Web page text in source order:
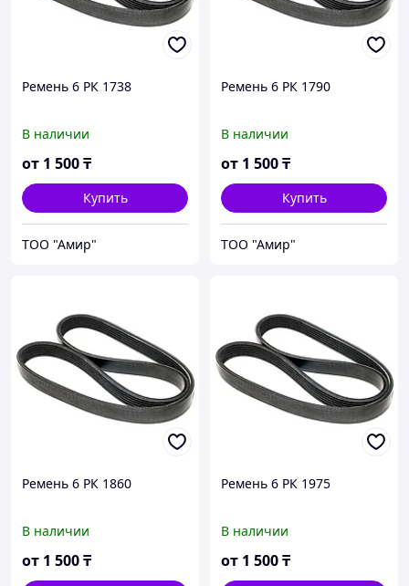
Ремень 6 РК 1738
В наличии
от 1 500₸
Купить
ТОО "Амир"
Ремень 6 РК 1790
В наличии
от 1 500₸
Купить
ТОО "Амир"
Ремень 6 РК 1860
В наличии
от 1 500₸
Ремень 6 РК 1975
В наличии
от 1 500₸